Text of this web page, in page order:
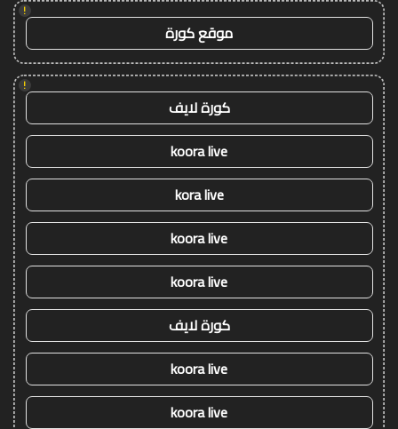
!
موقع كورة
!
كورة لايف
koora live
kora live
koora live
koora live
كورة لايف
koora live
koora live